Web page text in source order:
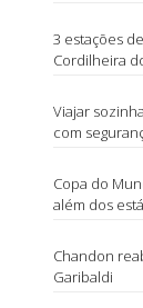
3 estações
Cordilheira
Viajar
com
Copa do
além dos
Chandon
Garibaldi